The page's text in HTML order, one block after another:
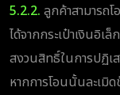
5.2.2. ลูกค้าสามารถ
ได้จากกระเป๋าเงินอิ
สงวนสิทธิ์ในการปฏิ
หากการโอนนั้นละเ